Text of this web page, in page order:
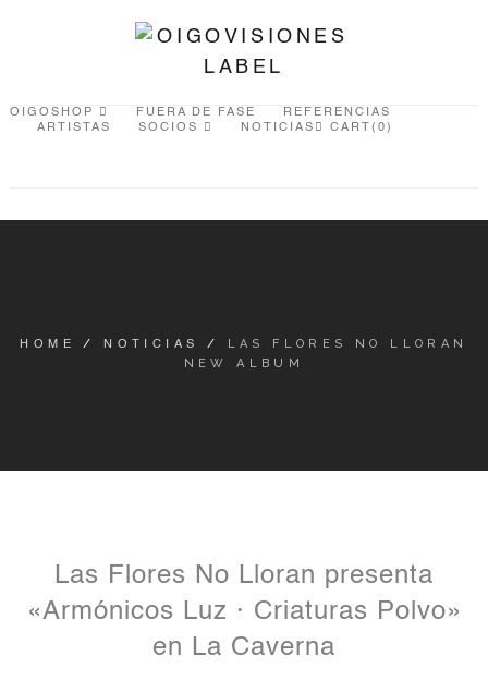
OIGOSHOP FUERA DE FASE
REFERENCIAS
ARTISTAS
SOCIOS NOTICIAS CART(0)
HOME /NOTICIAS /
LAS FLORES NO LLORAN
NEW ALBUM
Las Flores No Lloran presenta
«Armónicos Luz · Criaturas Polvo»
en La Caverna